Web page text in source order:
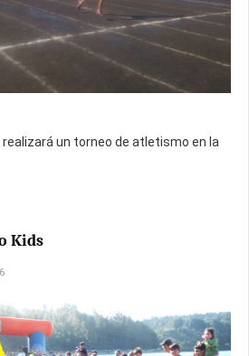
realizará un torneo de atletismo en la
Kids